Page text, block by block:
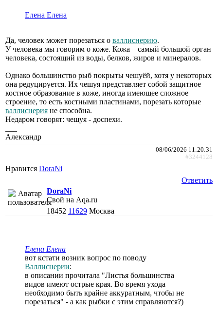
Елена Елена
Да, человек может порезаться о валлиснерию.
У человека мы говорим о коже. Кожа – самый большой орган
человека, состоящий из воды, белков, жиров и минералов.
Однако большинство рыб покрыты чешуёй, хотя у некоторых
она редуцируется. Их чешуя представляет собой защитное
костное образование в коже, иногда имеющее сложное
строение, то есть костными пластинами, порезать которые
валлиснерия не способна.
Недаром говорят: чешуя - доспехи.
Александр
08/06/2026 11:20:31
#3244128
Нравится DoraNi
Ответить
DoraNi
Свой на Aqa.ru
18452 11629 Москва
Елена Елена
вот кстати возник вопрос по поводу
Валлиснерии:
в описании прочитала "Листья большинства
видов имеют острые края. Во время ухода
необходимо быть крайне аккуратным, чтобы не
порезаться" - а как рыбки с этим справляются?)